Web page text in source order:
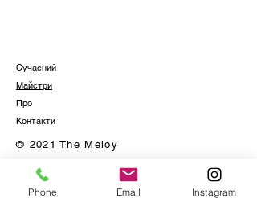
Сучасний
Майстри
Про
Контакти
© 2021 The Meloy
Phone Email Instagram